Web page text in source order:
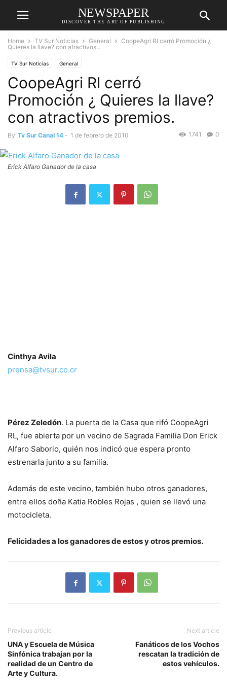
NEWSPAPER
DISCOVER THE ART OF PUBLISHING
Home TV Sur Noticias General
CoopeAgri Rl cerró Promoción ¿
Quieres la llave? con atractivos...
TV Sur Noticias General
CoopeAgri Rl cerró
Promoción ¿ Quieres la llave?
con atractivos premios.
By Tv Sur Canal 14 - 1 de febrero de 2010 0
1741
Erick Alfaro Ganador de la casa
Cinthya Avila
prensa@tvsur.co.cr
Pérez Zeledón. La puerta de la Casa que rifó CoopeAgri
RL, fue abierta por un vecino de Sagrada Familia Don Erick
Alfaro Saborio, quién nos indicó que espera pronto
estrenarla junto a su familia.
Además de este vecino, también hubo otros ganadores,
entre ellos doña Katia Robles Rojas , quien se llevó una
motocicleta.
Felicidades a los ganadores de estos y otros premios.
Previous article
UNA y Escuela de Música
Sinfónica trabajan por la
realidad de un Centro de
Arte y Cultura.
Next article
Fanáticos de los Vochos
rescatan la tradición de
estos vehículos.